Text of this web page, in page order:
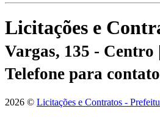
Licitações e
Vargas, 135 - Centro
Telefone para
2026 © Licitações e Contratos -